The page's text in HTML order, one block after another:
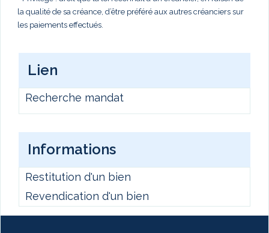
la qualité de sa créance, d’être préféré aux autres créanciers sur
les paiements effectués.
Lien
Recherche mandat
Informations
Restitution d'un bien
Revendication d'un bien